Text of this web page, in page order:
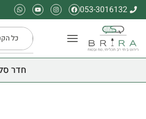
053-3016132
חדר